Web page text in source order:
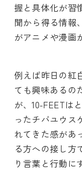
握と具体化が習
聞から得る情報
がアニメや漫画
例えば昨日の紅
ても興味あるの
が、10-FEETは
ったチバユウス
れてきた感があ
る方への接し方
り言葉と行動に